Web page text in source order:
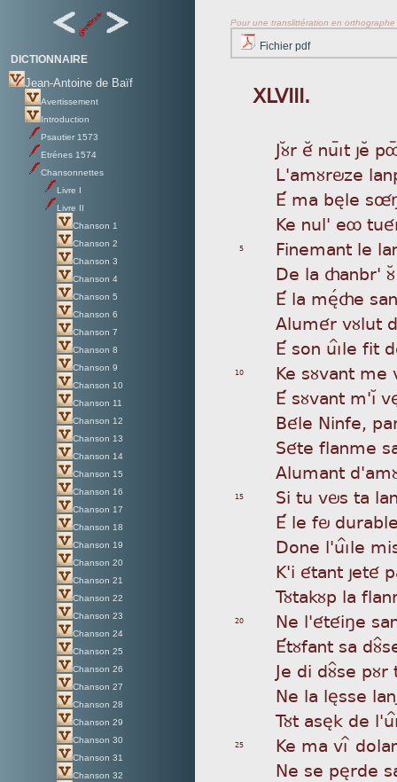
DICTIONNAIRE
Jean-Antoine de Baïf
Avertissement
Introduction
Psautier 1573
Etrénes 1574
Chansonnettes
Livre I
Livre II
Chanson 1
Chanson 2
Chanson 3
Chanson 4
Chanson 5
Chanson 6
Chanson 7
Chanson 8
Chanson 9
Chanson 10
Chanson 11
Chanson 12
Chanson 13
Chanson 14
Chanson 15
Chanson 16
Chanson 17
Chanson 18
Chanson 19
Chanson 20
Chanson 21
Chanson 22
Chanson 23
Chanson 24
Chanson 25
Chanson 26
Chanson 27
Chanson 28
Chanson 29
Chanson 30
Chanson 31
Chanson 32
Pour une translittération en
Fichier pdf
XLVIII.
JùÀr éÂ nuìýt jeÂ
L'amùröze
É ma bèle
Ke nul' eô
5 Finemant le
De la çanbr'
É la mèÌçe
Alumér vùlut
É son uìÎle fit
10 Ke sùvant me
É sùvant m'ìÁ
Béle Ninfe,
Séte flanme
Alumant
15 Si tu vös ta
É le fö
Done l'uìÎle
K'i étant jeté
Tùtakùp la
20 Ne l'étéiñe
Étùfant sa
Je di dù^se
Ne la lèsse
Tùt asèk de
25 Ke ma vìî
Ne se pèrde